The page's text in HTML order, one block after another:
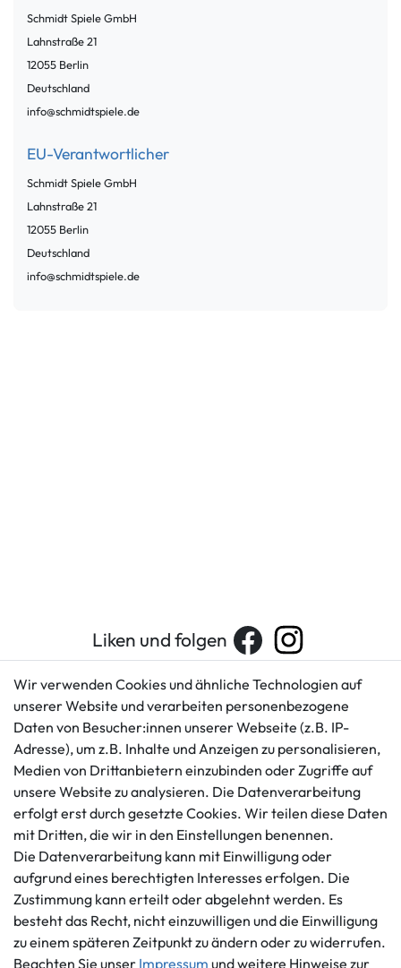
Schmidt Spiele GmbH
Lahnstraße21
12055 Berlin
Deutschland
info@schmidtspiele.de
EU-Verantwortlicher
Schmidt Spiele GmbH
Lahnstraße21
12055 Berlin
Deutschland
info@schmidtspiele.de
Liken und folgen
Kundenservice
+49 421 596586
Mo. - Fr. 9 - 16 Uhr
info@gameworld.de
Kontaktformular
Rechtliches
AGB
Impressum
Datenschutzerklärung
Barrierefreiheitserklärung
Widerrufs­recht
Vertrag widerrufen
Informationen
Ankauf
Über uns
Zahlungsmöglichkeiten
Wir verwenden Cookies und ähnliche Technologien auf
unserer Website und verarbeiten personenbezogene
Daten von Besucher:innen unserer Webseite (z.B. IP-
Adresse), um z.B. Inhalte und Anzeigen zu personalisieren,
Medien von Drittanbietern einzubinden oder Zugriffe auf
unsere Website zu analysieren. Die Datenverarbeitung
erfolgt erst durch gesetzte Cookies. Wir teilen diese Daten
mit Dritten, die wir in den Einstellungen benennen.
Die Datenverarbeitung kann mit Einwilligung oder
aufgrund eines berechtigten Interesses erfolgen. Die
Zustimmung kann erteilt oder abgelehnt werden. Es
besteht das Recht, nicht einzuwilligen und die Einwilligung
zu einem späteren Zeitpunkt zu ändern oder zu widerrufen.
Beachten Sie unser Impressum und weitere Hinweise zur